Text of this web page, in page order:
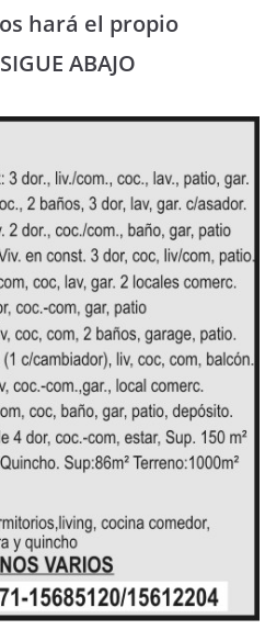
hará el propio
ABAJO